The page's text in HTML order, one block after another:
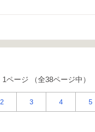
1ページ （全38ページ中）
2 3 4 5